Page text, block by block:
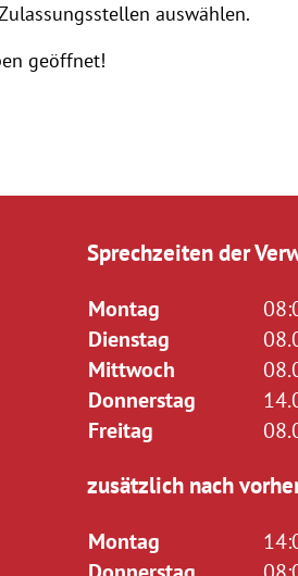
auswählen.
geöffnet!
Sprechzeiten der
Montag
Dienstag
Mittwoch
Donnerstag
Freitag
zusätzlich nach
Montag